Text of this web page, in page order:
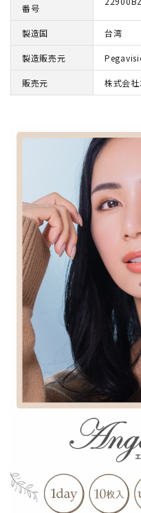
番号
製造国 台湾
製造販売元
販売元 株式会